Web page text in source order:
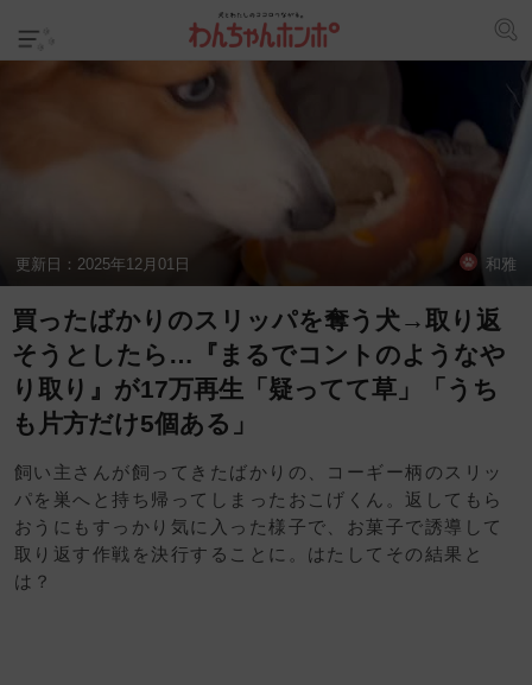
更新日： 2025年12月01日 和雅
買ったばかりのスリッパを奪う犬→取り返
そうとしたら…『まるでコントのようなや
り取り』が17万再生「疑ってて草」「うち
も片方だけ5個ある」
飼い主さんが飼ってきたばかりの、コーギー柄のスリッ
パを巣へと持ち帰ってしまったおこげくん。返してもら
おうにもすっかり気に入った様子で、お菓子で誘導して
取り返す作戦を決行することに。はたしてその結果と
は？